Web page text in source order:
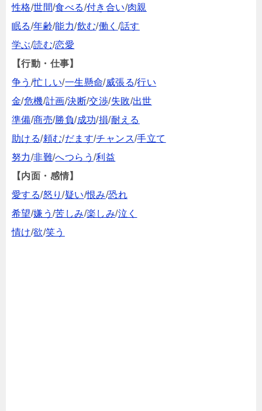
性格/世間/食べる/付き合い/肉親
眠る/年齢/能力/飲む/働く /話す
学ぶ/読む/恋愛
【行動・仕事】
争う /忙しい/一生懸命/威張る/行い
金/危機/計画/決断/交渉/失敗/出世
準備/商売/勝負/成功/損/耐える
助ける/頼む/だます/チャンス/手立て
努力/非難/へつらう/利益
【内面・感情】
愛する/怒り/疑い/恨み/恐れ
希望/嫌う/苦しみ/楽しみ/泣く
情け/欲/笑う